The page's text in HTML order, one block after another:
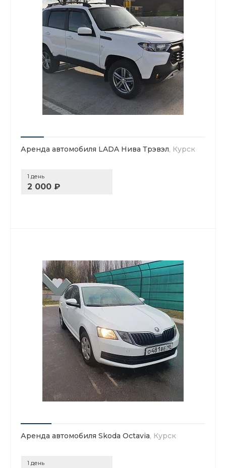
Аренда автомобиля LADA Нива Трэвэл, Курск
1 день
2 000 ₽
Аренда автомобиля Skoda Octavia, Курск
1 день